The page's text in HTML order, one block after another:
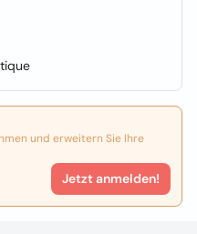
und erweitern Sie Ihre
Jetzt anmelden!